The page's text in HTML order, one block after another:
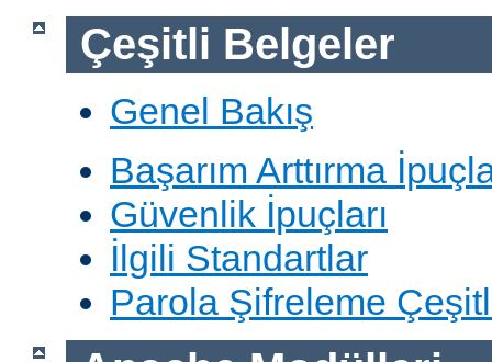
Çeşitli Belgeler
Genel Bakış
Başarım Arttırma
Güvenlik İpuçları
İlgili Standartlar
Parola Şifreleme